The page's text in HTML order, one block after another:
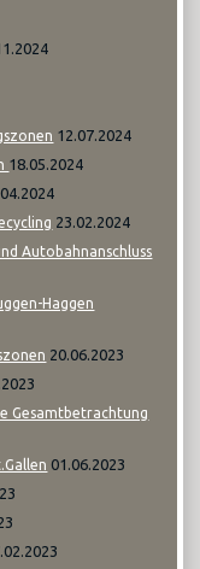
12.07.2024
18.05.2024
23.02.2024
Autobahnanschluss
Haggen
20.06.2023
Gesamtbetrachtung
01.06.2023